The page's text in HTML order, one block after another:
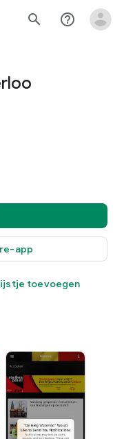
search help_outline
app
toevoegen